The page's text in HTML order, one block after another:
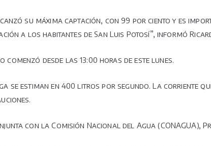
su máxima captación, con 99 por ciento y es
a los habitantes de San Luis Potosí”, informó
desde las 13:00 horas de este lunes.
se estiman en 400 litros por segundo. La corriente
con la Comisión Nacional del Agua